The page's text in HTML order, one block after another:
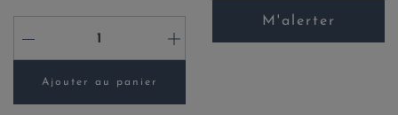
- +
Ajouter au panier
M'alerter